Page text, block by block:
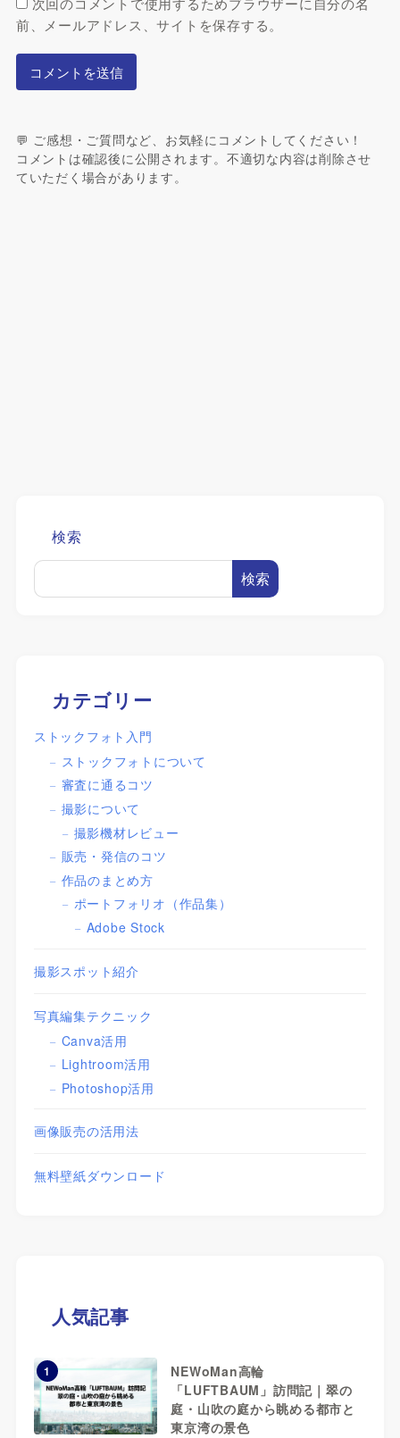
前、メールアドレス、サイトを保存する。
💬 ご感想・ご質問など、お気軽にコメントしてください！
コメントは確認後に公開されます。不適切な内容は削除させ
ていただく場合があります。
検索
検索
カテゴリー
ストックフォト入門
ストックフォトについて
審査に通るコツ
撮影について
撮影機材レビュー
販売・発信のコツ
作品のまとめ方
ポートフォリオ（作品集）
Adobe Stock
撮影スポット紹介
写真編集テクニック
Canva活用
Lightroom活用
Photoshop活用
画像販売の活用法
無料壁紙ダウンロード
人気記事
1
NEWoMan高輪
「LUFTBAUM」訪問記｜翠の
庭・山吹の庭から眺める都市と
東京湾の景色